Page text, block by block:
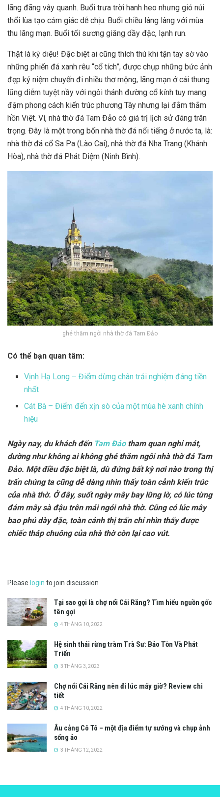
lãng đãng vây quanh. Buổi trưa trời hanh heo nhưng gió núi
thổi lùa tạo cảm giác dễ chịu. Buổi chiều lâng lâng với mùa
thu lãng mạn. Buổi tối sương giăng dầy đặc, lạnh run.
Thật là kỳ diệu! Đặc biệt ai cũng thích thú khi tận tay sờ vào
những phiến đá xanh rêu “cổ tích”, được chụp những bức ảnh
đẹp kỷ niệm chuyến đi nhiều thơ mộng, lãng mạn ở cái thung
lũng diễm tuyệt nầy với ngôi thánh đường cổ kính tuy mang
đậm phong cách kiến trúc phương Tây nhưng lại đằm thắm
hồn Việt. Vì, nhà thờ đá Tam Đảo có giá trị lịch sử đáng trân
trọng. Đây là một trong bốn nhà thờ đá nổi tiếng ở nước ta, là:
nhà thờ đá cổ Sa Pa (Lào Cai), nhà thờ đá Nha Trang (Khánh
Hòa), nhà thờ đá Phát Diệm (Ninh Bình).
ghé thăm ngôi nhà thờ đá Tam Đảo
Có thể bạn quan tâm:
Vịnh Hạ Long – Điểm dừng chân trải nghiệm đáng tiền
nhất
Cát Bà – Điểm đến xịn sò của một mùa hè xanh chính
hiệu
Ngày nay, du khách đến Tam Đảotham quan nghỉ mát,
dường như không ai không ghé thăm ngôi nhà thờ đá Tam
Đảo. Một điều đặc biệt là, dù đứng bất kỳ nơi nào trong thị
trấn chúng ta cũng dễ dàng nhìn thấy toàn cảnh kiến trúc
của nhà thờ. Ở đây, suốt ngày mây bay lững lờ, có lúc từng
đám mây sà đậu trên mái ngói nhà thờ. Cũng có lúc mây
bao phủ dày đặc, toàn cảnh thị trấn chỉ nhìn thấy được
chiếc tháp chuông của nhà thờ còn lại cao vút.
Please login to join discussion
Tại sao gọi là chợ nổi Cái Răng? Tìm hiểu nguồn gốc
tên gọi
4 THÁNG 10, 2022
Hệ sinh thái rừng tràm Trà Sư: Bảo Tồn Và Phát
Triển
3 THÁNG 3, 2023
Chợ nổi Cái Răng nên đi lúc mấy giờ? Review chi
tiết
4 THÁNG 10, 2022
Âu cảng Cô Tô – một địa điểm tự sướng và chụp ảnh
sống ảo
3 THÁNG 12, 2022